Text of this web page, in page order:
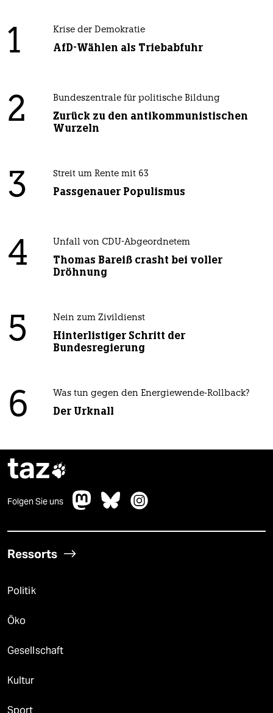
1 Krise der Demokratie
AfD-Wählen als Triebabfuhr
2 Bundeszentrale für politische Bildung
Zurück zu den antikommunistischen
Wurzeln
3 Streit um Rente mit 63
Passgenauer Populismus
4 Unfall von CDU-Abgeordnetem
Thomas Bareiß crasht bei voller
Dröhnung
5 Nein zum Zivildienst
Hinterlistiger Schritt der
Bundesregierung
6 Was tun gegen den Energiewende-Rollback?
Der Urknall
taz
Folgen Sie uns
Ressorts
Politik
Öko
Gesellschaft
Kultur
Sport